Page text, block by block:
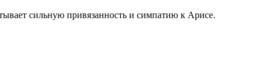
сильную привязанность и симпатию к Арисе.